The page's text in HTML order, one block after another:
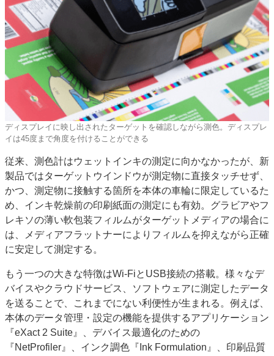
ディスプレイに映し出されたターゲットを確認しながら測色。ディスプレ
イは45度まで角度を付けることができる
従来、測色計はウェットインキの測定に向かなかったが、新
製品ではターゲットウインドウが測定物に直接タッチせず、
かつ、測定物に接触する箇所を本体の車輪に限定しているた
め、インキ乾燥前の印刷紙面の測定にも有効。グラビアやフ
レキソの薄い軟包装フィルムがターゲットメディアの場合に
は、メディアフラットナーによりフィルムを抑えながら正確
に安定して測定する。
もう一つの大きな特徴はWi‐FiとUSB接続の搭載。様々なデ
バイスやクラウドサービス、ソフトウェアに測定したデータ
を送ることで、これまでにない利便性が生まれる。例えば、
本体のデータ管理・設定の機能を提供するアプリケーション
『eXact 2 Suite』、デバイス最適化のための
『NetProfiler』、インク調色『Ink Formulation』、印刷品質